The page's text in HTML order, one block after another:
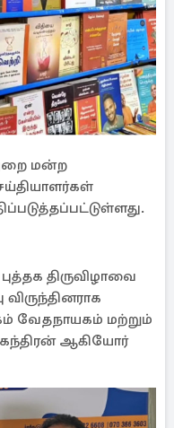
மன்ற
திருவிழாவை
வேதநாயகம் மற்றும்
ஆகியோர்